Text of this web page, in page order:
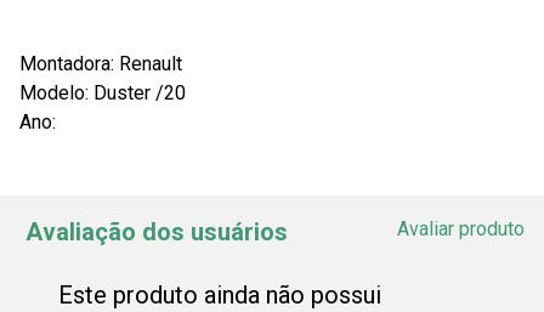
Montadora: Renault
Modelo: Duster /20
Ano:
Avaliação dos usuários Avaliar produto
Este produto ainda não possui